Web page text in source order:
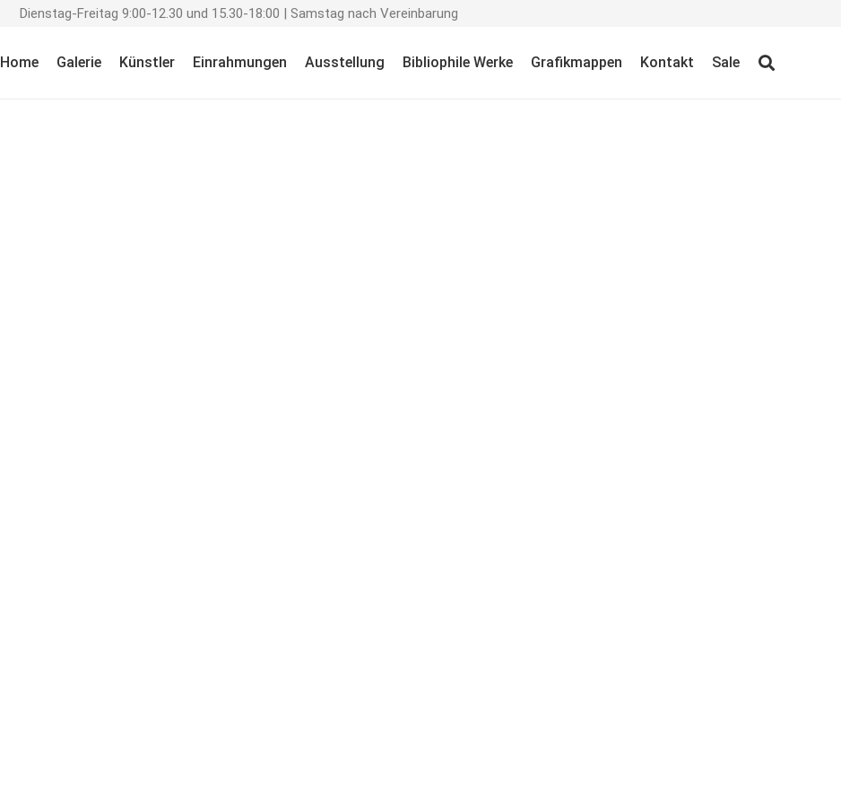
Dienstag-Freitag 9:00-12.30 und 15.30-18:00 | Samstag nach Vereinbarung
Home Galerie Künstler Einrahmungen Ausstellung Bibliophile Werke Grafikmappen Kontakt Sale